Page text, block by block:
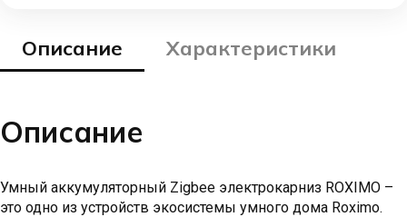
Описание Характеристики
Описание
Умный аккумуляторный Zigbee электрокарниз ROXIMO –
это одно из устройств экосистемы умного дома Roximo.